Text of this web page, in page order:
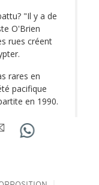
"Il y a de
O'Brien
rues créent
rares en
pacifique
en 1990.